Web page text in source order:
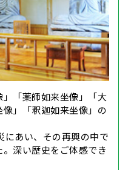
「薬師如来坐像」「大
」「釈迦如来坐像」の
にあい、その再興の中で
。深い歴史をご体感でき